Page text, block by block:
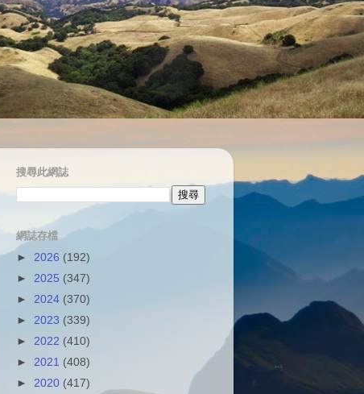
搜尋此網誌
網誌存檔
► 2026 (192)
► 2025 (347)
► 2024 (370)
► 2023 (339)
► 2022 (410)
► 2021 (408)
► 2020 (417)